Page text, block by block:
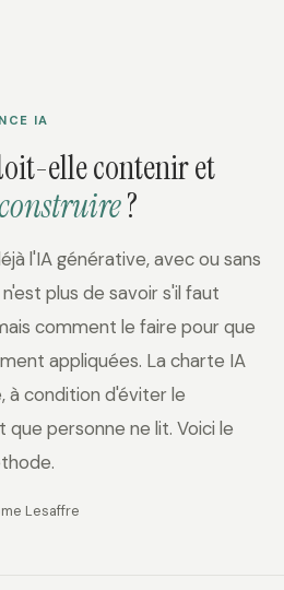
IA
elle contenir et
?
l'IA générative, avec ou sans
plus de savoir s'il faut
comment le faire pour que
appliquées. La charte IA
à condition d'éviter le
personne ne lit. Voici le
Lesaffre